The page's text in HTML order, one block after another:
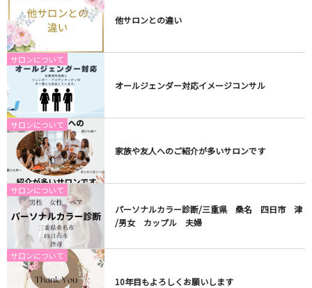
他サロンとの違い
サロンについて
オールジェンダー対応イメージコンサル
サロンについて
家族や友人へのご紹介が多いサロンです
サロンについて
パーソナルカラー診断/三重県 桑名 四日市 津
/男女 カップル 夫婦
サロンについて
10年目もよろしくお願いします